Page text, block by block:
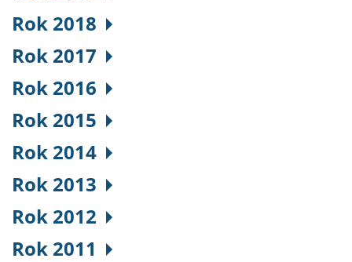
Rok 2018
Rok 2017
Rok 2016
Rok 2015
Rok 2014
Rok 2013
Rok 2012
Rok 2011